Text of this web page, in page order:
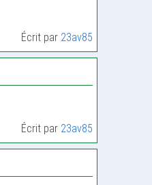
Écrit par 23av85
Écrit par 23av85